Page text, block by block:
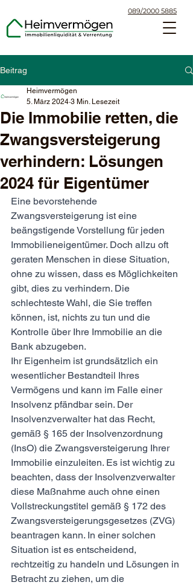
089/2000 5885
Beitrag
Die Immobilie retten, die
Zwangsversteigerung
verhindern: Lösungen
2024 für Eigentümer
Heimvermögen
5. März 2024 3 Min. Lesezeit
Eine bevorstehende
Zwangsversteigerung ist eine
beängstigende Vorstellung für jeden
Immobilieneigentümer. Doch allzu oft
geraten Menschen in diese Situation,
ohne zu wissen, dass es Möglichkeiten
gibt, dies zu verhindern. Die
schlechteste Wahl, die Sie treffen
können, ist, nichts zu tun und die
Kontrolle über Ihre Immobilie an die
Bank abzugeben.
Ihr Eigenheim ist grundsätzlich ein
wesentlicher Bestandteil Ihres
Vermögens und kann im Falle einer
Insolvenz pfändbar sein. Der
Insolvenzverwalter hat das Recht,
gemäß § 165 der Insolvenzordnung
(InsO) die Zwangsversteigerung Ihrer
Immobilie einzuleiten. Es ist wichtig zu
beachten, dass der Insolvenzverwalter
diese Maßnahme auch ohne einen
Vollstreckungstitel gemäß § 172 des
Zwangsversteigerungsgesetzes (ZVG)
beantragen kann. In einer solchen
Situation ist es entscheidend,
rechtzeitig zu handeln und Lösungen in
Betracht zu ziehen, um die